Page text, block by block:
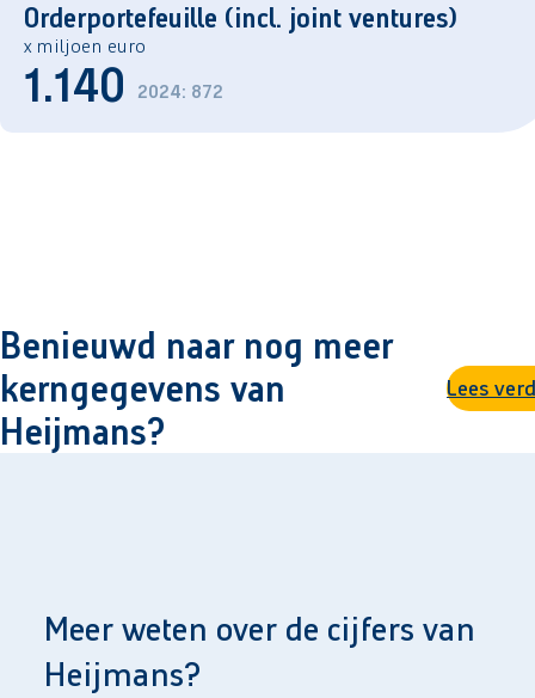
Orderportefeuille (incl. joint ventures)
x miljoen euro
1.140 2024: 872
Benieuwd naar nog meer
kerngegevens van
Heijmans?
Lees
Meer weten over de cijfers van
Heijmans?